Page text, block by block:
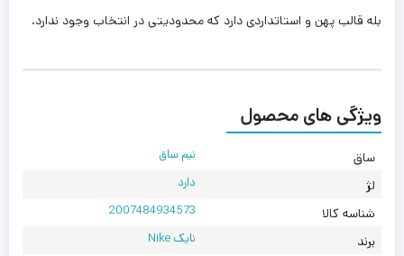
بله قالب پهن و استاتداردی دارد که محدودیتی در انتخاب وجود ندارد.
ویژگی های محصول
ساق نیم ساق
لژ دارد
شناسه کالا 2007484934573
برند نایک Nike